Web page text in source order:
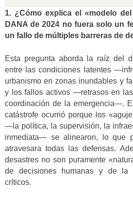
1. ¿Cómo explica el «modelo
DANA de 2024 no fuera solo un
un fallo de múltiples barreras de
Esta pregunta aborda la raíz del
entre las condiciones latentes
urbanismo en zonas inundables y
y los fallos activos —retrasos en
coordinación de la emergencia—.
catástrofe ocurrió porque los
—la política, la supervisión, la
inmediata— se alinearon, lo que
atravesara todas las defensas.
desastres no son puramente
de decisiones humanas y de la
críticos.